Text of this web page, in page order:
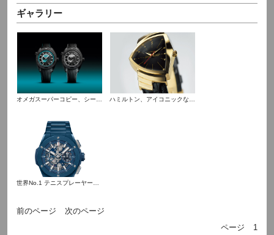
ギャラリー
前のページ
次のページ
ページ
1